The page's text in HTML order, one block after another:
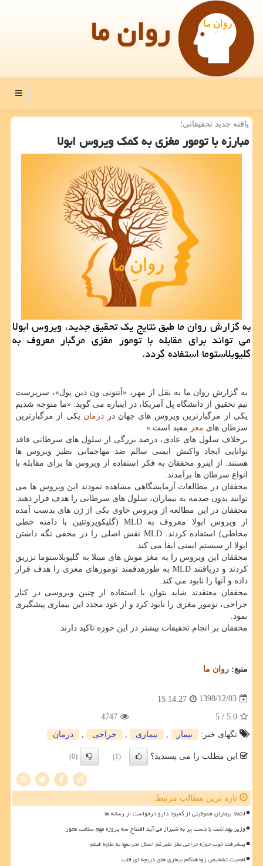
روان ما
منو
یافته جدید تحقیقاتی؛
مبارزه با تومور مغزی به كمك ویروس ابولا
به گزارش روان ما طبق نتایج یك تحقیق جدید، ویروس ابولا
می تواند برای مقابله با تومور مغزی مرگبار معروف به
گلیوبلاستوما استفاده گردد.
به گزارش روان ما به نقل از مهر، «آنتونی ون دین پول»، سرپرست
تیم تحقیق از دانشگاه یِل آمریكا، در اینباره می گوید: «ما متوجه شدیم
یكی از مرگبارترین ویروس های جهان در درمان یكی از مرگبارترین
سرطان های مغز مفید است.»
برخلاف سلول های عادی، درصد بزرگی از سلول های سرطانی فاقد
توانایی ایجاد واكنش ایمنی سالم ضد مهاجمانی نظیر ویروس ها
هستند. از اینرو محققان به فكر استفاده از ویروس ها برای مقابله با
انواع سرطان ها برآمدند.
محققان در مطالعات آزمایشگاهی مشاهده نمودند این ویروس ها می
توانند بدون صدمه به بیماران، سلول های سرطانی را هدف قرار دهند.
محققان در این مطالعه از ویروس حاوی یكی از ژن های بدست آمده
از ویروس ابولا معروف به MLD (گلیكوپروتئین با دامنه خطی
مخاطی) استفاده كردند. MLD نقش اصلی را در مخفی نگه داشتن
ابولا از سیستم ایمنی ایفا می كند.
محققان این ویروس را به مغز موش های مبتلا به گلیوبلاستوما تزریق
كردند و دریافتند MLD به طورهدفمند تومورهای مغزی را هدف قرار
داده و آنها را نابود می كند.
محققان معتقدند شاید بتوان با استفاده از چنین ویروسی در كنار
جراحی، تومور مغزی را نابود كرد و از عود مجدد این بیماری پیشگیری
نمود.
محققان بر انجام تحقیقات بیشتر در این حوزه تاكید دارند.
منبع: روان ما
1398/12/03
15:14:27
5.0
/ 5
4747
تگهای خبر:
بیمار بیماری جراحی درمان
این مطلب را می پسندید؟ (1)
(0)
تازه ترین مطالب مرتبط
انتقاد بیماران هموفیلی از کمبود دارو درخواست از رسانه ها
وزیر بهداشت با دست پر به شیراز می آید افتتاح سه پروژه مهم سلامت محور
پیشرفت خوب حوزه جراحی مغز علیرغم اعمال تحریمها به علاوه فیلم
اهمیت تشخیص زودهنگام بیماری های دریچه ای قلب